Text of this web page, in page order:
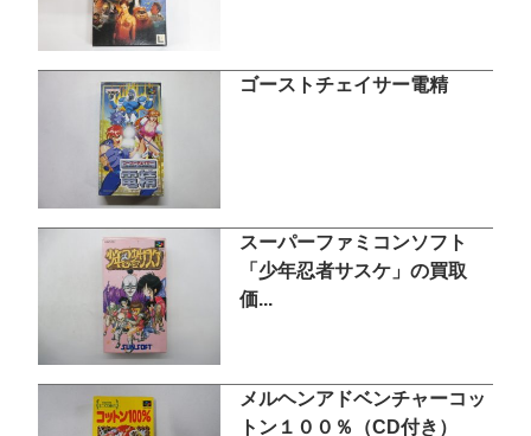
ゴーストチェイサー電精
スーパーファミコンソフト
「少年忍者サスケ」の買取
価...
メルヘンアドベンチャーコッ
トン１００％（CD付き）